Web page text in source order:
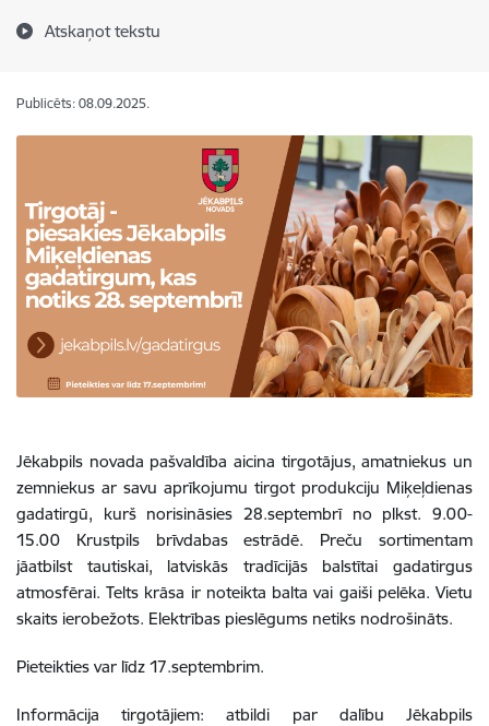
Atskaņot tekstu
Publicēts: 08.09.2025.
Jēkabpils novada pašvaldība aicina tirgotājus, amatniekus un
zemniekus ar savu aprīkojumu tirgot produkciju Miķeļdienas
gadatirgū, kurš norisināsies 28.septembrī no plkst. 9.00-
15.00 Krustpils brīvdabas estrādē. Preču sortimentam
jāatbilst tautiskai, latviskās tradīcijās balstītai gadatirgus
atmosfērai. Telts krāsa ir noteikta balta vai gaiši pelēka. Vietu
skaits ierobežots. Elektrības pieslēgums netiks nodrošināts.
Pieteikties var līdz 17.septembrim.
Informācija tirgotājiem: atbildi par dalību Jēkabpils